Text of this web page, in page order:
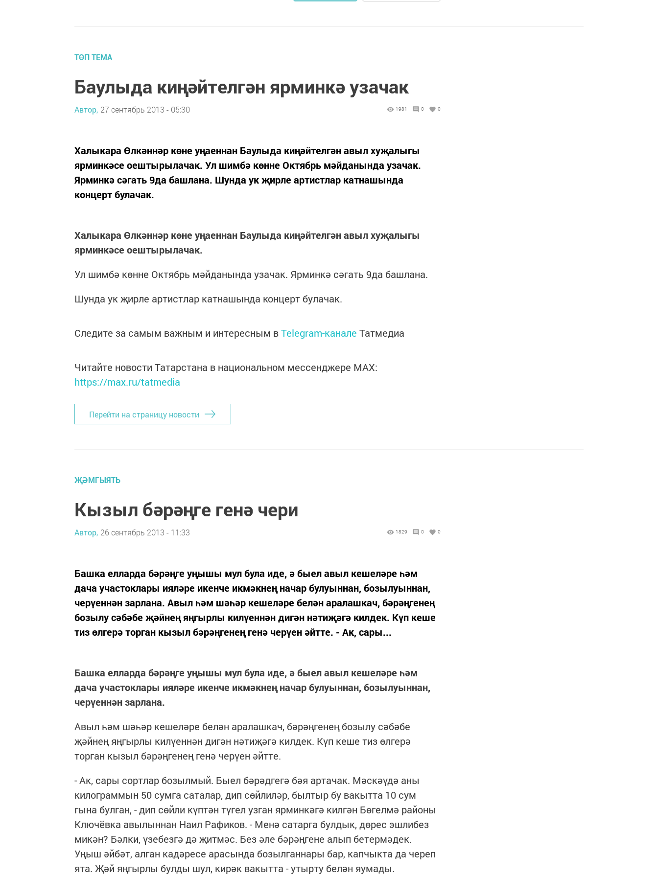
ТӨП ТЕМА
Баулыда киңәйтелгән ярминкә узачак
Автор, 27 сентябрь 2013 - 05:30 1981 0 0
Халыкара Өлкәннәр көне уңаеннан Баулыда киңәйтелгән авыл хуҗалыгы
ярминкәсе оештырылачак. Ул шимбә көнне Октябрь мәйданында узачак.
Ярминкә сәгать 9да башлана. Шунда ук җирле артистлар катнашында
концерт булачак.
Халыкара Өлкәннәр көне уңаеннан Баулыда киңәйтелгән авыл хуҗалыгы
ярминкәсе оештырылачак.
Ул шимбә көнне Октябрь мәйданында узачак. Ярминкә сәгать 9да башлана.
Шунда ук җирле артистлар катнашында концерт булачак.
Следите за самым важным и интересным вTelegram-канале Татмедиа
Читайте новости Татарстана в национальном мессенджере MАХ:
https://max.ru/tatmedia
Перейти на страницу новости
ҖӘМГЫЯТЬ
Кызыл бәрәңге генә чери
Автор, 26 сентябрь 2013 - 11:33 1829 0 0
Башка елларда бәрәңге уңышы мул була иде, ә быел авыл кешеләре һәм
дача участоклары ияләре икенче икмәкнең начар булуыннан, бозылуыннан,
черүеннән зарлана. Авыл һәм шәһәр кешеләре белән аралашкач, бәрәңгенең
бозылу сәбәбе җәйнең яңгырлы килүеннән дигән нәтиҗәгә килдек. Күп кеше
тиз өлгерә торган кызыл бәрәңгенең генә черүен әйтте. - Ак, сары...
Башка елларда бәрәңге уңышы мул була иде, ә быел авыл кешеләре һәм
дача участоклары ияләре икенче икмәкнең начар булуыннан, бозылуыннан,
черүеннән зарлана.
Авыл һәм шәһәр кешеләре белән аралашкач, бәрәңгенең бозылу сәбәбе
җәйнең яңгырлы килүеннән дигән нәтиҗәгә килдек. Күп кеше тиз өлгерә
торган кызыл бәрәңгенең генә черүен әйтте.
- Ак, сары сортлар бозылмый. Быел бәрәдгегә бәя артачак. Мәскәүдә аны
килограммын 50 сумга саталар, дип сөйлиләр, былтыр бу вакытта 10 сум
гына булган, - дип сөйли күптән түгел узган ярминкәгә килгән Бөгелмә районы
Ключёвка авылыннан Наил Рафиков. - Менә сатарга булдык, дөрес эшлибез
микән? Бәлки, үзебезгә дә җитмәс. Без әле бәрәңгене алып бетермәдек.
Уңыш әйбәт, алган кадәресе арасында бозылганнары бар, капчыкта да череп
ята. Җәй яңгырлы булды шул, кирәк вакытта - утырту белән яумады.